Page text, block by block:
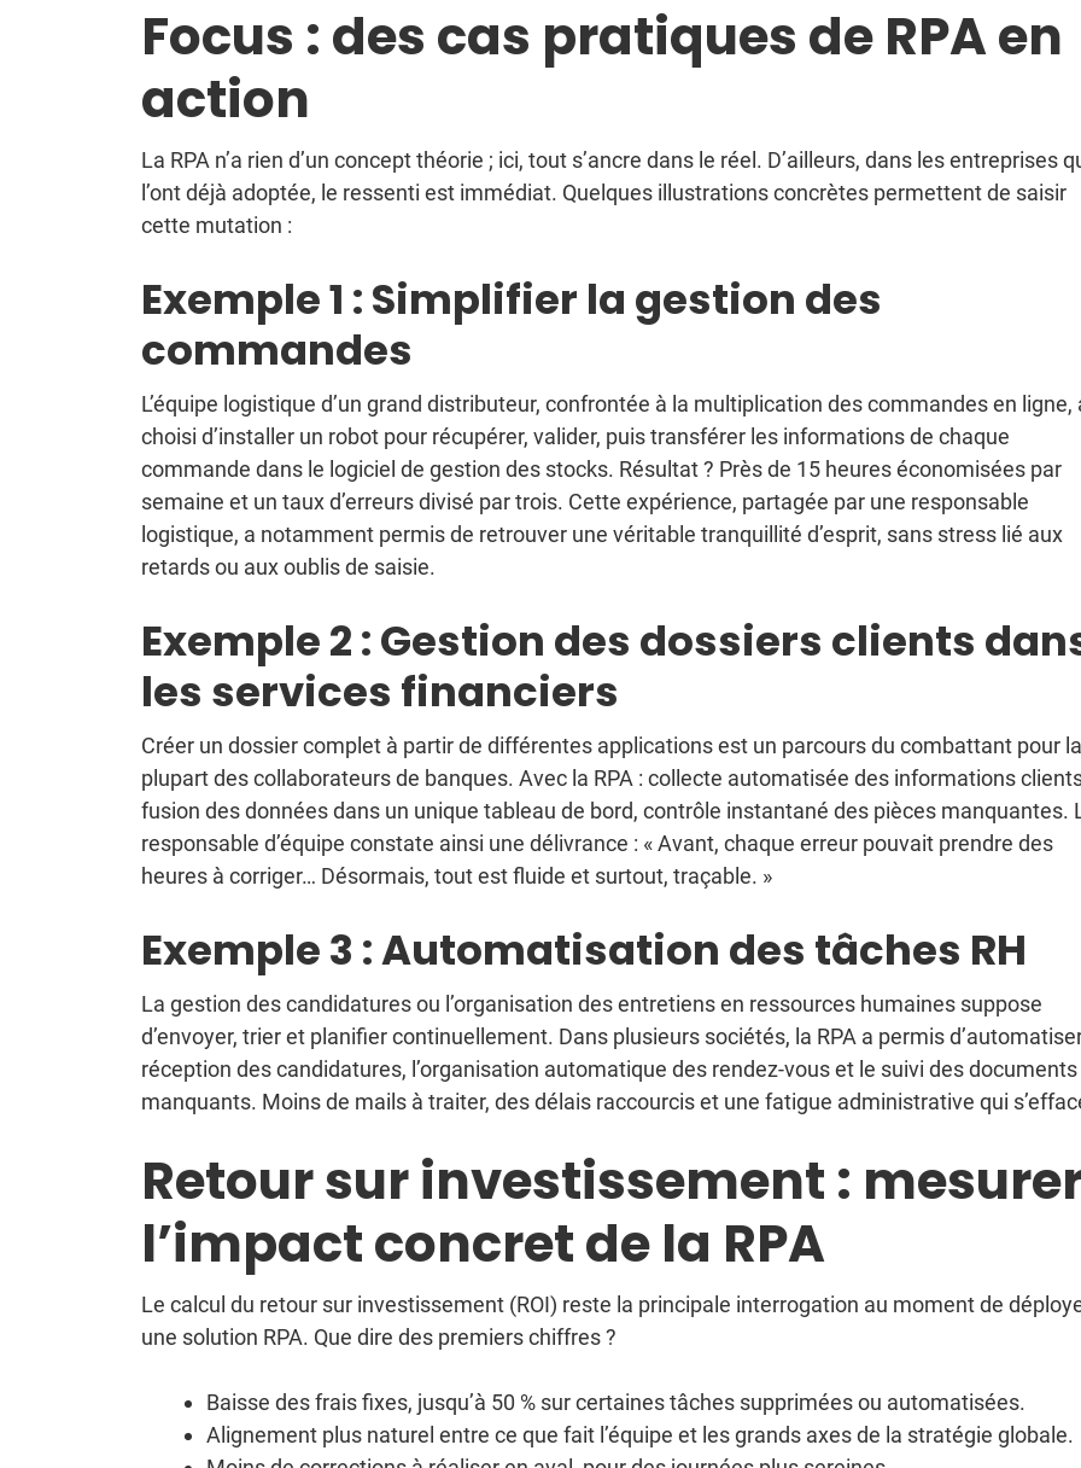
Focus : des cas pratiques de RPA en
action
La RPA n’a rien d’un concept théorie ; ici, tout s’ancre dans le réel. D’ailleurs, dans les entreprises
l’ont déjà adoptée, le ressenti est immédiat. Quelques illustrations concrètes permettent de saisir
cette mutation :
Exemple 1 : Simplifier la gestion des
commandes
L’équipe logistique d’un grand distributeur, confrontée à la multiplication des commandes en ligne,
choisi d’installer un robot pour récupérer, valider, puis transférer les informations de chaque
commande dans le logiciel de gestion des stocks. Résultat ? Près de 15 heures économisées par
semaine et un taux d’erreurs divisé par trois. Cette expérience, partagée par une responsable
logistique, a notamment permis de retrouver une véritable tranquillité d’esprit, sans stress lié aux
retards ou aux oublis de saisie.
Exemple 2 : Gestion des dossiers clients
les services financiers
Créer un dossier complet à partir de différentes applications est un parcours du combattant pour la
plupart des collaborateurs de banques. Avec la RPA : collecte automatisée des informations
fusion des données dans un unique tableau de bord, contrôle instantané des pièces manquantes.
responsable d’équipe constate ainsi une délivrance : « Avant, chaque erreur pouvait prendre des
heures à corriger… Désormais, tout est fluide et surtout, traçable. »
Exemple 3 : Automatisation des tâches RH
La gestion des candidatures ou l’organisation des entretiens en ressources humaines suppose
d’envoyer, trier et planifier continuellement. Dans plusieurs sociétés, la RPA a permis
réception des candidatures, l’organisation automatique des rendez-vous et le suivi des documents
manquants. Moins de mails à traiter, des délais raccourcis et une fatigue administrative qui
Retour sur investissement :
l’impact concret de la RPA
Le calcul du retour sur investissement (ROI) reste la principale interrogation au moment de
une solution RPA. Que dire des premiers chiffres ?
Baisse des frais fixes, jusqu’à 50 % sur certaines tâches supprimées ou automatisées.
Alignement plus naturel entre ce que fait l’équipe et les grands axes de la stratégie globale.